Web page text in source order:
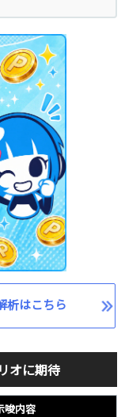
析はこちら
オに期待
唆内容